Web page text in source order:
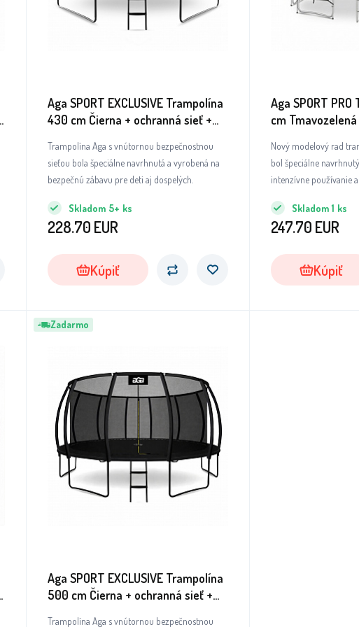
Aga SPORT EXCLUSIVE Trampolína
430 cm Čierna + ochranná sieť +
Trampolína Aga s vnútornou bezpečnostnou
sieťou bola špeciálne navrhnutá a vyrobená na
bezpečnú zábavu pre deti aj dospelých.
Skladom 5+ ks
228.70 EUR
Kúpiť
Aga SPORT
cm
Nový modelový rad
bol špeciálne
intenzívne používanie
patria medzi
kvalitu použitých
Skladom 1 ks
247.70 EUR
Kúpiť
Zadarmo
Aga SPORT EXCLUSIVE Trampolína
500 cm Čierna + ochranná sieť +
Trampolína Aga s vnútornou bezpečnostnou